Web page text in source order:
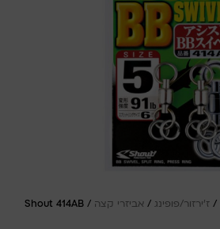
/ ז'ירזור/פופינג / אביזרי קצה /
Shout 414AB